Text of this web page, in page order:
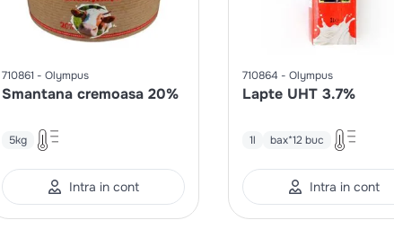
710861 Olympus
Smantana cremoasa 20%
5kg
Intra in cont
710864 Olympus
Lapte UHT 3.7%
1l bax*12 buc
Intra in cont